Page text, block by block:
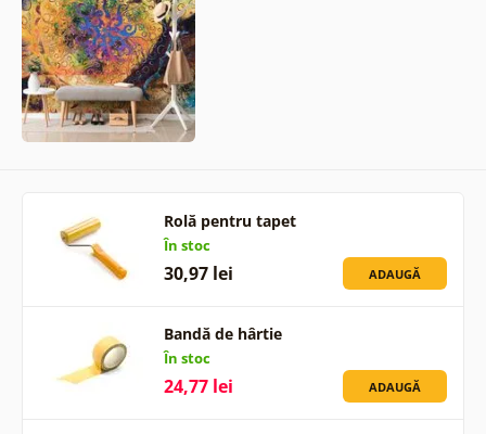
Rolă pentru tapet
În stoc
30,97 lei ADAUGĂ
Bandă de hârtie
În stoc
24,77 lei ADAUGĂ